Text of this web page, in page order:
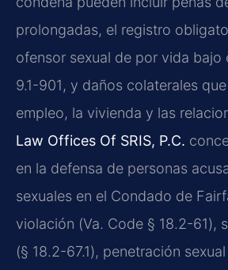
prolongadas, el registro
ofensor sexual de por vida bajo
9.1-901, y daños colaterales
empleo, la vivienda y las
Law Offices Of SRIS, P.C.
en la defensa de personas
sexuales en el Condado de
violación (Va. Code § 18.2-61),
(§ 18.2-67.1), penetración